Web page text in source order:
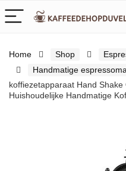
Home Shop
Handmatige
koffiezetapparaat Hand
Huishoudelijke Handmatige